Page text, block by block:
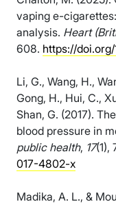
vaping e-
analysis. Heart
608. https://
Li, G., Wang, H.,
Gong, H., Hui, C.,
Shan, G. (2017).
blood pressure in
public health, 17(1),
017-4802-x
Madika, A. L., &